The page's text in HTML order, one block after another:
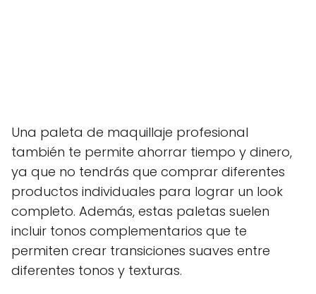
Una paleta de maquillaje profesional
también te permite ahorrar tiempo y dinero,
ya que no tendrás que comprar diferentes
productos individuales para lograr un look
completo. Además, estas paletas suelen
incluir tonos complementarios que te
permiten crear transiciones suaves entre
diferentes tonos y texturas.